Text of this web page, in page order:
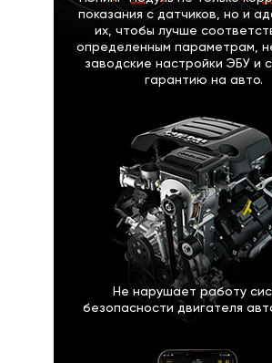
показания с датчиков, но и
их, чтобы лучше
определенным параметрам,
заводские настройки ЭБУ и
гарантию на авто.
Не нарушает работу
безопасности двигателя